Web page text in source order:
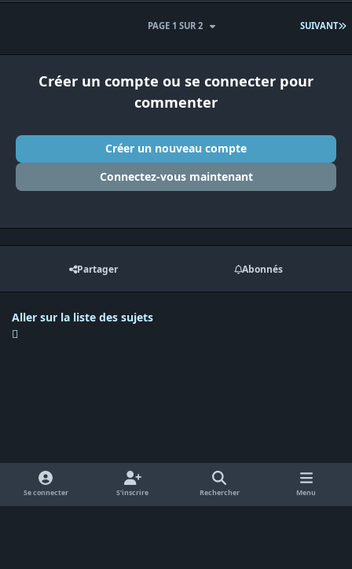
SUIVANT
PAGE 1 SUR 2
Créer un compte ou se connecter pour
commenter
Créer un nouveau compte
Connectez-vous maintenant
Partager Abonnés
Aller sur la liste des sujets
Se connecter S’inscrire Rechercher Menu